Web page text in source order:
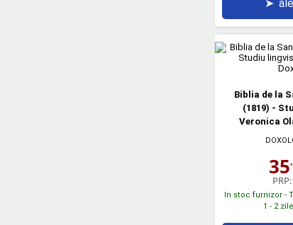
➤
Biblia de la
(1819) -
Veronica
35
PRP:
In stoc furnizor -
1 - 2